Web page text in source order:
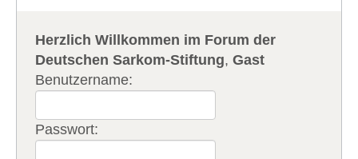
Herzlich Willkommen im Forum der
Deutschen Sarkom-Stiftung,Gast
Benutzername:
Passwort: